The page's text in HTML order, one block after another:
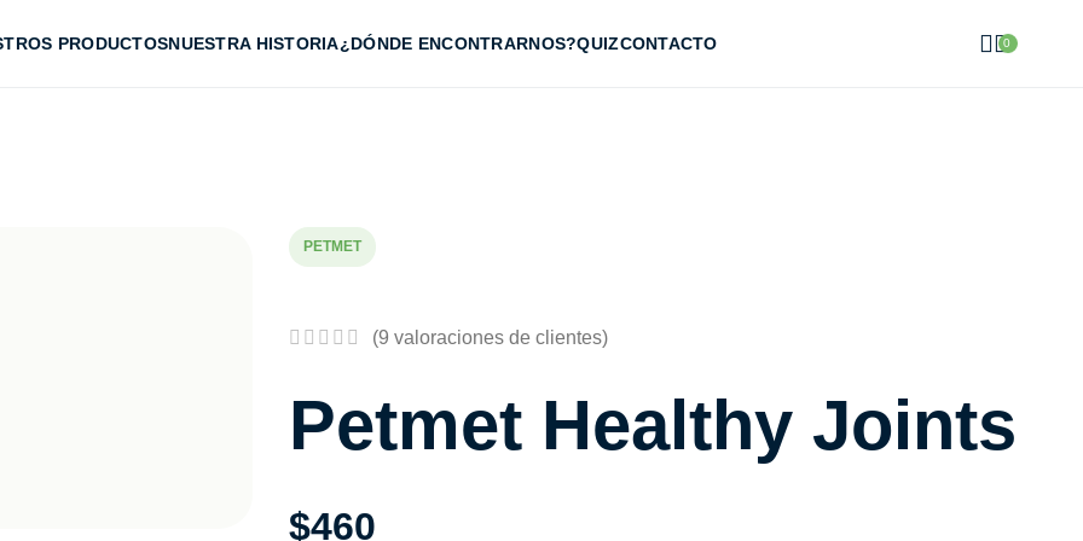
PRODUCTOSNUESTRA HISTORIA¿DÓNDE ENCONTRARNOS?QUIZCONTACTO 0
PETMET
(9 valoraciones de clientes)
Petmet Healthy Joints
$460